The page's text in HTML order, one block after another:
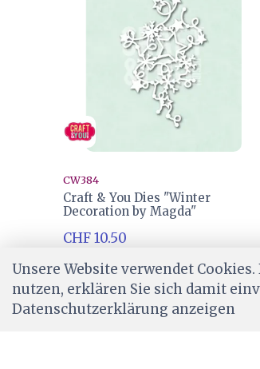
CW384
Craft & You Dies "Winter
Decoration by Magda"
CHF 10.50
Unsere Website verwendet
nutzen, erklären Sie sich damit
Datenschutzerklärung anzeigen